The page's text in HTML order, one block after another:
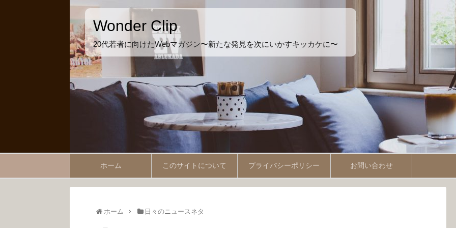
Wonder Clip
20代若者に向けたWebマガジン〜新たな発見を次にいかすキッカケに〜
ホーム このサイトについて プライバシーポリシー お問い合わせ
ホーム 日々のニュースネタ